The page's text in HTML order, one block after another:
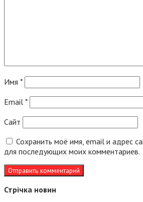
Имя *
Email *
Сайт
Сохранить моё имя, email и адрес
для последующих моих комментариев.
Стрічка новин